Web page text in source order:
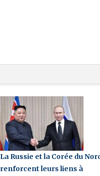
La Russie et la Corée du
renforcent leurs liens à